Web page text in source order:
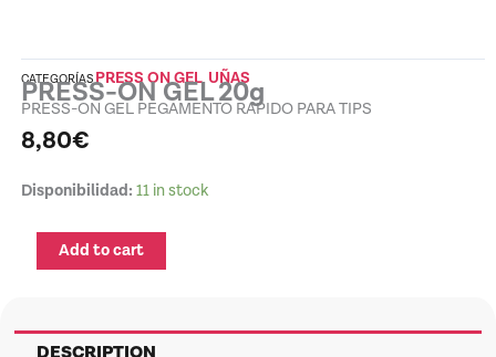
CATEGORÍASPRESS ON GEL, UÑAS
PRESS-ON GEL 20g
PRESS-ON GEL PEGAMENTO RAPIDO PARA TIPS
8,80€
Disponibilidad: 11 in stock
PRESS-
20g
Add to cart